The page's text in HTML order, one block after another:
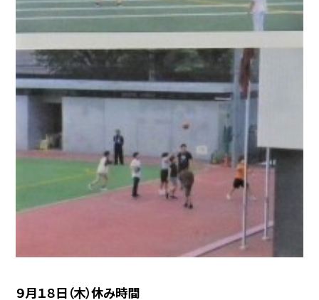
９月１８日（木）休み時間